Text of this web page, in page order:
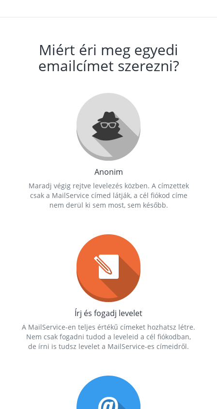
Miért éri meg egyedi
emailcímet szerezni?
Anonim
Maradj végig rejtve levelezés közben. A címzettek
csak a MailService címed látják, a cél fiókod címe
nem derül ki sem most, sem később.
Írj és fogadj levelet
A MailService-en teljes értékű címeket hozhatsz létre.
Nem csak fogadni tudod a leveleid a cél fiókodban,
de írni is tudsz levelet a MailService-es címeidről.